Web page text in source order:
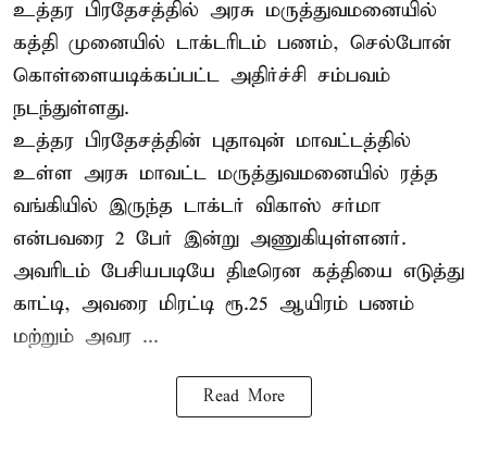
உத்தர பிரதேசத்தில் அரசு மருத்துவமனையில்
கத்தி முனையில் டாக்டரிடம் பணம், செல்போன்
கொள்ளையடிக்கப்பட்ட அதிர்ச்சி சம்பவம்
நடந்துள்ளது.
உத்தர பிரதேசத்தின் புதாவுன் மாவட்டத்தில்
உள்ள அரசு மாவட்ட மருத்துவமனையில் ரத்த
வங்கியில் இருந்த டாக்டர் விகாஸ் சர்மா
என்பவரை 2 பேர் இன்று அணுகியுள்ளனர்.
அவரிடம் பேசியபடியே திடீரென கத்தியை எடுத்து
காட்டி, அவரை மிரட்டி ரூ.25 ஆயிரம் பணம்
மற்றும் அவர ...
Read More